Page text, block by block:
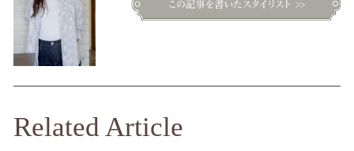
Related Article